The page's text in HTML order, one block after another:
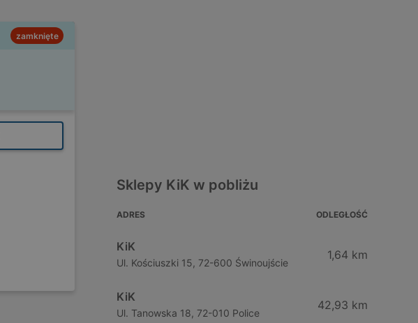
zamknięte
Sklepy KiK w pobliżu
ADRES ODLEGŁOŚĆ
KiK
Ul. Kościuszki 15, 72-600 Świnoujście
1,64 km
KiK
Ul. Tanowska 18, 72-010 Police
42,93 km